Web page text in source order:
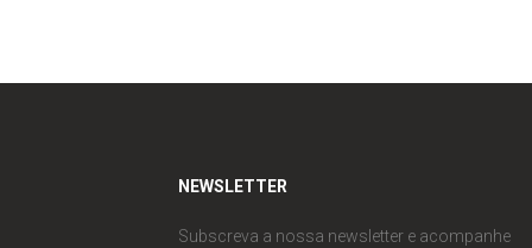
NEWSLETTER
Subscreva a nossa newsletter e acompanhe